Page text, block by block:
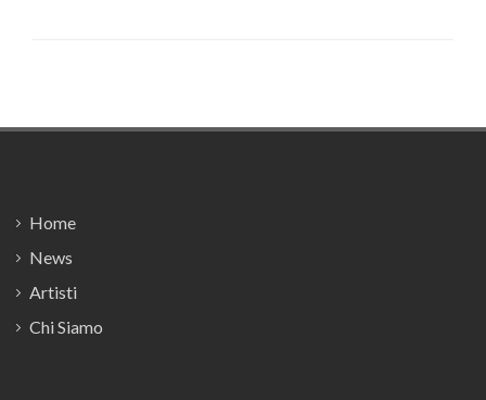
Home
News
Artisti
Chi Siamo